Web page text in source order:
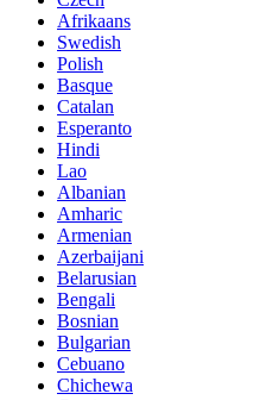
Afrikaans
Swedish
Polish
Basque
Catalan
Esperanto
Hindi
Lao
Albanian
Amharic
Armenian
Azerbaijani
Belarusian
Bengali
Bosnian
Bulgarian
Cebuano
Chichewa